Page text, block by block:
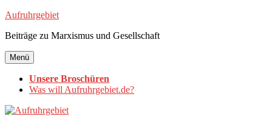
Zum
springen
Aufruhrgebiet
Beiträge zu Marxismus und Gesellschaft
Menü
Unsere Broschüren
Was will Aufruhrgebiet.de?